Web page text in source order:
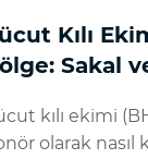
Kılı
Sakal
kılı ekimi
olarak nasıl